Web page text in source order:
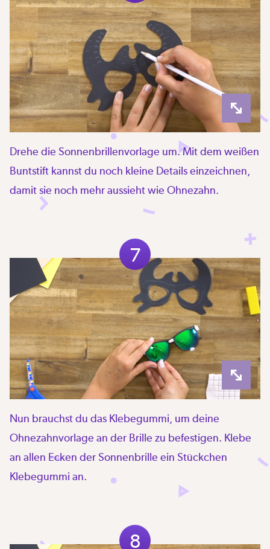
Drehe die Sonnenbrillenvorlage um. Mit dem weißen
Buntstift kannst du noch kleine Details einzeichnen,
damit sie noch mehr aussieht wie Ohnezahn.
7
Nun brauchst du das Klebegummi, um deine
Ohnezahnvorlage an der Brille zu befestigen. Klebe
an allen Ecken der Sonnenbrille ein Stückchen
Klebegummi an.
8